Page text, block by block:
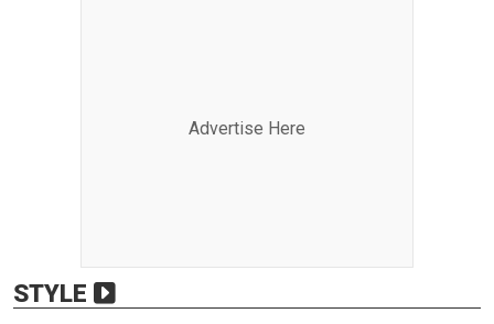
Advertise Here
STYLE